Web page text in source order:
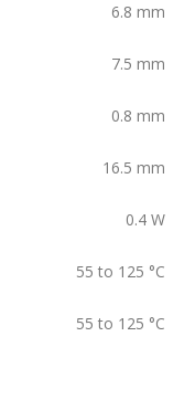
6.8 mm
7.5 mm
0.8 mm
16.5 mm
0.4 W
55 to 125 °C
55 to 125 °C